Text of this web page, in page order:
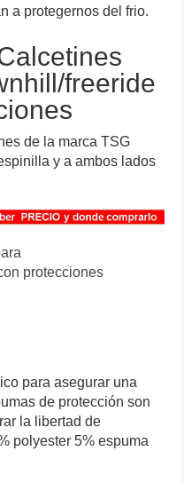
a protegernos del frio.
freeride
de la marca TSG
y a ambos lados
para asegurar una
de protección son
la libertad de
polyester 5% espuma